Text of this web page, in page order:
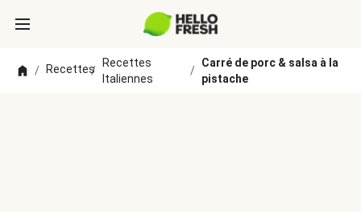
/ Recettes/
Recettes
Italiennes
/
Carré de porc & salsa à la
pistache